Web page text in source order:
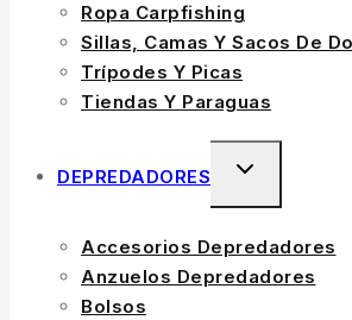
Ropa Carpfishing
Sillas, Camas Y Sacos De
Trípodes Y Picas
Tiendas Y Paraguas
DEPREDADORES
Accesorios Depredadores
Anzuelos Depredadores
Bolsos